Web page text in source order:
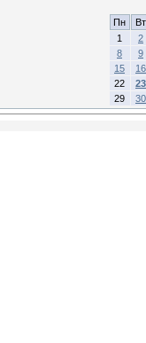
Пн
Вт
1
2
8
9
15
16
22
23
29
30